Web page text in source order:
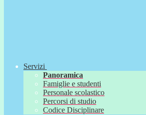
Servizi
Panoramica
Famiglie e studenti
Personale scolastico
Percorsi di studio
Codice Disciplinare